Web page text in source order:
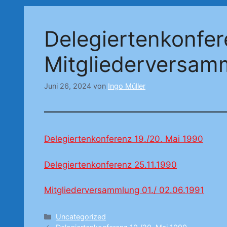
Juni 26, 2024 von Ingo Müller
Delegiertenkonferenz 19./20. Mai 1990
Delegiertenkonferenz 25.11.1990
Mitgliederversammlung 01./ 02.06.1991
Kategorien
Uncategorized